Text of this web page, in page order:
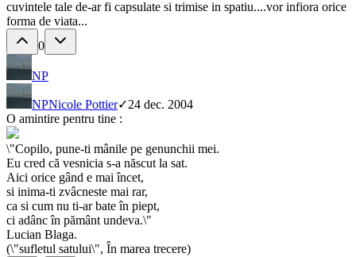
cuvintele tale de-ar fi capsulate si trimise in spatiu....vor infiora orice
forma de viata...
0
NP
NPNicole Pottier✓24 dec. 2004
O amintire pentru tine :
\"Copilo, pune-ti mânile pe genunchii mei.
Eu cred că vesnicia s-a născut la sat.
Aici orice gând e mai încet,
si inima-ti zvâcneste mai rar,
ca si cum nu ti-ar bate în piept,
ci adânc în pământ undeva.\"
Lucian Blaga.
(\"sufletul satului\", În marea trecere)